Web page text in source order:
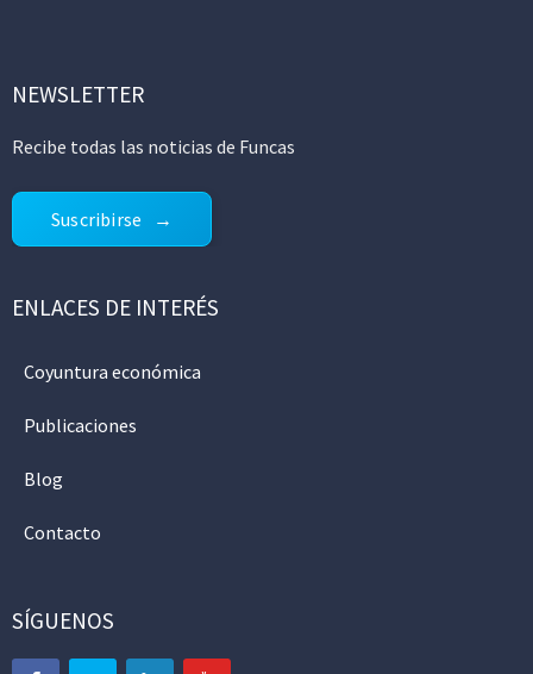
NEWSLETTER
Recibe todas las noticias de Funcas
Suscribirse
ENLACES DE INTERÉS
Coyuntura económica
Publicaciones
Blog
Contacto
SÍGUENOS